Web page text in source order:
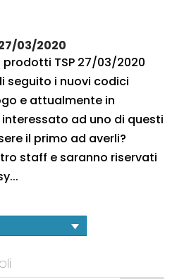
03/2020
TSP 27/03/2020
seguito i nuovi codici
e attualmente in
interessato ad uno di questi
il primo ad averli?
staff e saranno riservati